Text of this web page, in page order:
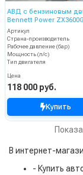
АВД с бензиновым
Bennett Power
Артикул
Страна-производитель
Рабочее давление (бар)
Мощность (л/с)
Тип двигателя
Цена
118 000 руб.
Купить
В интернет-
- Купить